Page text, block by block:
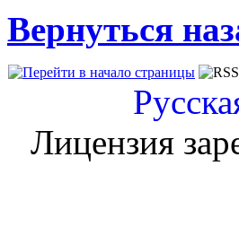
Вернуться
Лицензия